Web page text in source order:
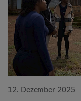
12. Dezember 2025